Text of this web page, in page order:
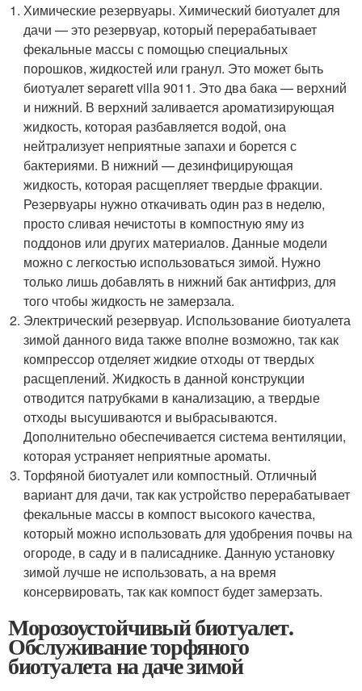
Химические резервуары. Химический биотуалет для
дачи — это резервуар, который перерабатывает
фекальные массы с помощью специальных
порошков, жидкостей или гранул. Это может быть
биотуалет separett villa 9011. Это два бака — верхний
и нижний. В верхний заливается ароматизирующая
жидкость, которая разбавляется водой, она
нейтрализует неприятные запахи и борется с
бактериями. В нижний — дезинфицирующая
жидкость, которая расщепляет твердые фракции.
Резервуары нужно откачивать один раз в неделю,
просто сливая нечистоты в компостную яму из
поддонов или других материалов. Данные модели
можно с легкостью использоваться зимой. Нужно
только лишь добавлять в нижний бак антифриз, для
того чтобы жидкость не замерзала.
Электрический резервуар. Использование биотуалета
зимой данного вида также вполне возможно, так как
компрессор отделяет жидкие отходы от твердых
расщеплений. Жидкость в данной конструкции
отводится патрубками в канализацию, а твердые
отходы высушиваются и выбрасываются.
Дополнительно обеспечивается система вентиляции,
которая устраняет неприятные ароматы.
Торфяной биотуалет или компостный. Отличный
вариант для дачи, так как устройство перерабатывает
фекальные массы в компост высокого качества,
который можно использовать для удобрения почвы на
огороде, в саду и в палисаднике. Данную установку
зимой лучше не использовать, а на время
консервировать, так как компост будет замерзать.
Морозоустойчивый биотуалет.
Обслуживание торфяного
биотуалета на даче зимой